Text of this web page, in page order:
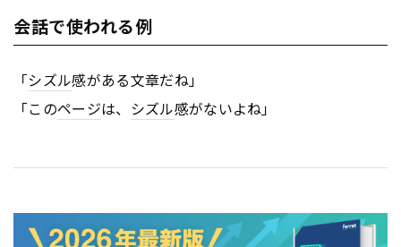
会話で使われる例
「シズル感がある文章だね」
「このページは、 シズル感がないよね」